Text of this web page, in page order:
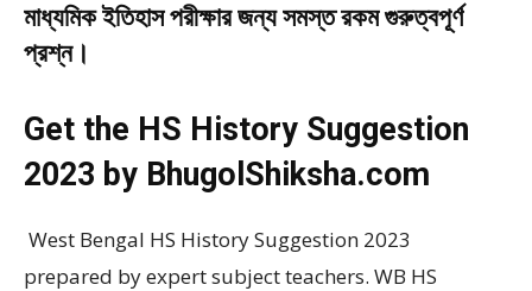
মাধ্যমিক ইতিহাস পরীক্ষার জন্য সমস্ত রকম গুরুত্বপূর্ণ
প্রশ্ন।
Get the HS History Suggestion
2023 by BhugolShiksha.com
West Bengal HS History Suggestion 2023
prepared by expert subject teachers. WB HS